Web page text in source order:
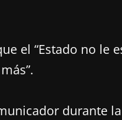
el “Estado no le
durante la